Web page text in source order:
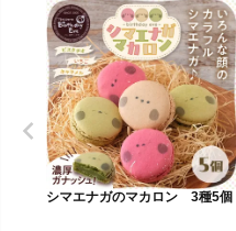
シマエナガのマカロン 3種5個